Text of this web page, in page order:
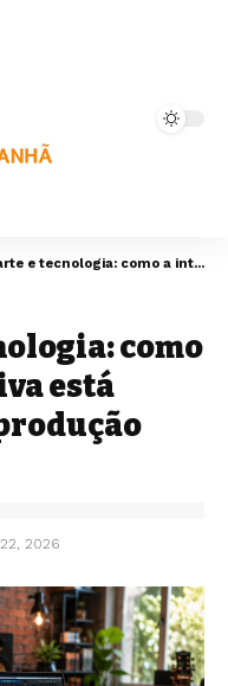
como a integração criativa está transformando a produção cultural
como
está
2026